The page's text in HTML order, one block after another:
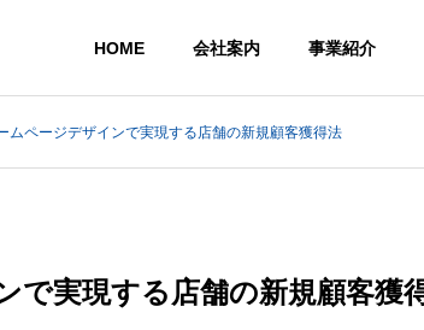
HOME 会社案内 事業紹介
ムページデザインで実現する店舗の新規顧客獲得法
で実現する店舗の新規顧客獲